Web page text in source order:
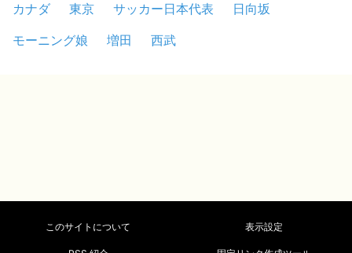
カナダ
東京 サッカー日本代表
日向坂
モーニング娘
増田 西武
このサイトについて 表示設定